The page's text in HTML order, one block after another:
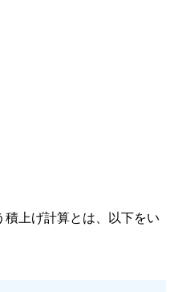
上げ計算とは、以下をい